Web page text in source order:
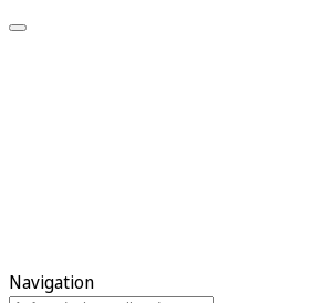
Navigation